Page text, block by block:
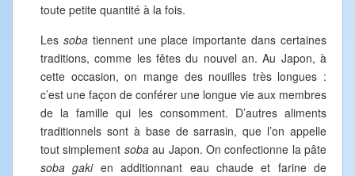
toute petite quantité à la fois.
Les sobatiennent une place importante dans certaines
traditions, comme les fêtes du nouvel an. Au Japon, à
cette occasion, on mange des nouilles très longues :
c’est une façon de conférer une longue vie aux membres
de la famille qui les consomment. D’autres aliments
traditionnels sont à base de sarrasin, que l’on appelle
tout simplement sobaau Japon. On confectionne la pâte
soba gakien additionnant eau chaude et farine de